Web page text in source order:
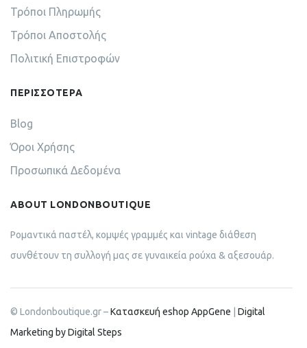
Τρόποι Πληρωμής
Τρόποι Αποστολής
Πολιτική Επιστροφών
ΠΕΡΙΣΣΟΤΕΡΑ
Blog
Όροι Χρήσης
Προσωπικά Δεδομένα
ABOUT LONDONBOUTIQUE
Ρομαντικά παστέλ, κομψές γραμμές και vintage διάθεση
συνθέτουν τη συλλογή μας σε γυναικεία ρούχα & αξεσουάρ.
© Londonboutique.gr –Κατασκευή eshop AppGene
Digital
Marketing by Digital Steps